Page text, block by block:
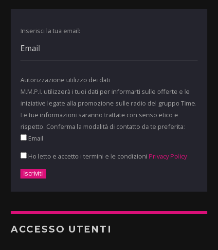
Inserisci la tua email:
Autorizzazione utilizzo dei dati
M.M.P.I. utilizzerà i tuoi dati per informarti sulle offerte e le
iniziative legate alla promozione sulle radio del gruppo Time.
Le tue informazioni saranno trattate con senso etico e
rispetto. Conferma la modalità di contatto da te preferita:
Email
Ho letto e accetto i termini e le condizioni Privacy Policy
ACCESSO UTENTI